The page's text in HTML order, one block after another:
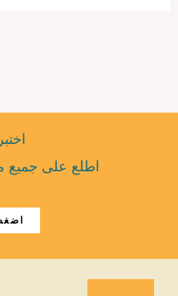
اطلع على جميع